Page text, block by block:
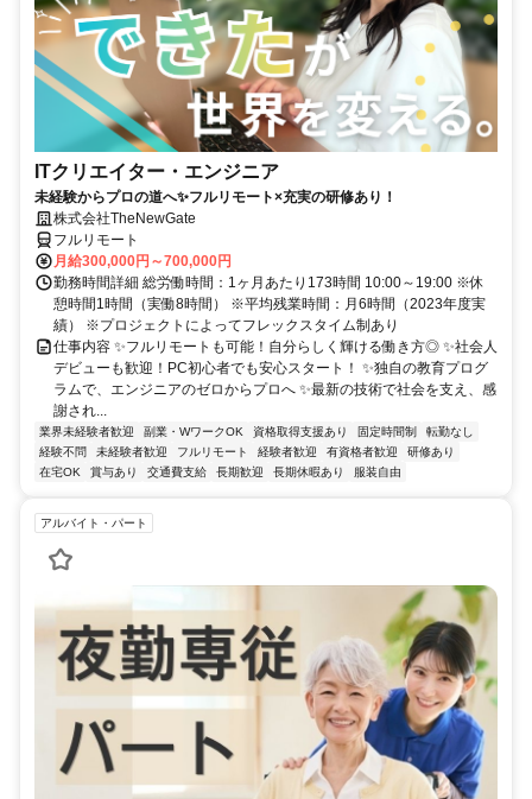
ITクリエイター・エンジニア
未経験からプロの道へ✨フルリモート×充実の研修あり！
株式会社TheNewGate
フルリモート
月給300,000円～700,000円
勤務時間詳細 総労働時間：1ヶ月あたり173時間 10:00～19:00 ※休
憩時間1時間（実働8時間） ※平均残業時間：月6時間（2023年度実
績） ※プロジェクトによってフレックスタイム制あり
仕事内容 ✨フルリモートも可能！自分らしく輝ける働き方◎ ✨社会人
デビューも歓迎！PC初心者でも安心スタート！ ✨独自の教育プログ
ラムで、エンジニアのゼロからプロへ ✨最新の技術で社会を支え、感
謝され...
業界未経験者歓迎 副業・WワークOK 資格取得支援あり 固定時間制
転勤なし
経験不問
未経験者歓迎 フルリモート 経験者歓迎 有資格者歓迎
研修あり
在宅OK
賞与あり 交通費支給 長期歓迎 長期休暇あり 服装自由
アルバイト・パート